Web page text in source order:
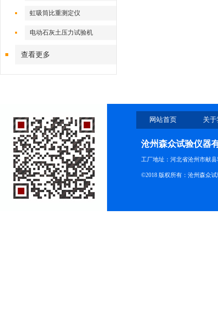
虹吸筒比重测定仪
电动石灰土压力试验机
查看更多
网站首页 关
沧州森众试验仪器
工厂地址：河北省沧州市献
©2018 版权所有：沧州森众